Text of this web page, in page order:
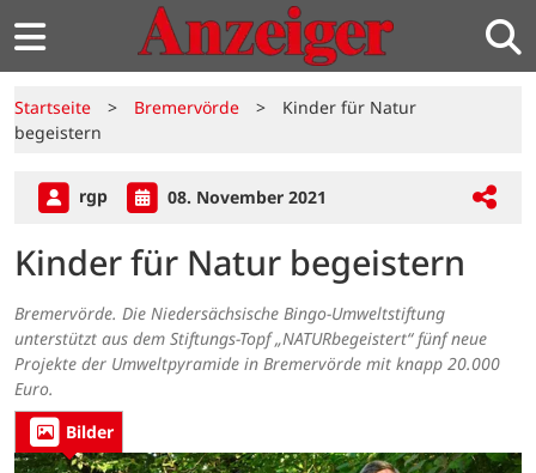
Startseite > Bremervörde >
Kinder für Natur
begeistern
rgp 08. November 2021
Kinder für Natur begeistern
Bremervörde. Die Niedersächsische Bingo-Umweltstiftung
unterstützt aus dem Stiftungs-Topf „NATURbegeistert“ fünf neue
Projekte der Umweltpyramide in Bremervörde mit knapp 20.000
Euro.
Bilder